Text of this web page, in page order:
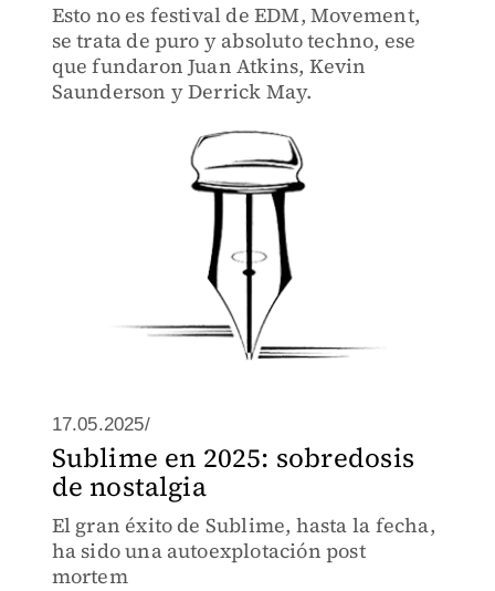
Esto no es festival de EDM, Movement,
se trata de puro y absoluto techno, ese
que fundaron Juan Atkins, Kevin
Saunderson y Derrick May.
17.05.2025/
Sublime en 2025: sobredosis
de nostalgia
El gran éxito de Sublime, hasta la fecha,
ha sido una autoexplotación post
mortem